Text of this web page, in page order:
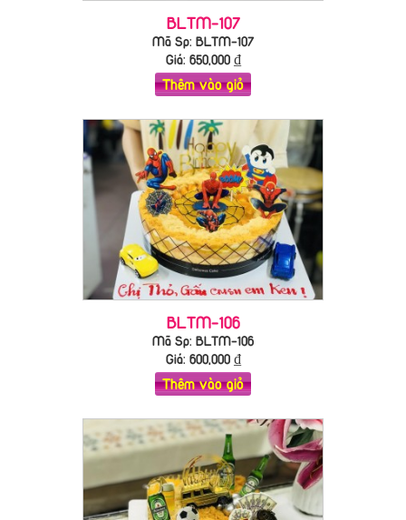
BLTM-107
Mã Sp: BLTM-107
Giá: 650,000₫
Thêm vào giỏ
BLTM-106
Mã Sp: BLTM-106
Giá: 600,000₫
Thêm vào giỏ